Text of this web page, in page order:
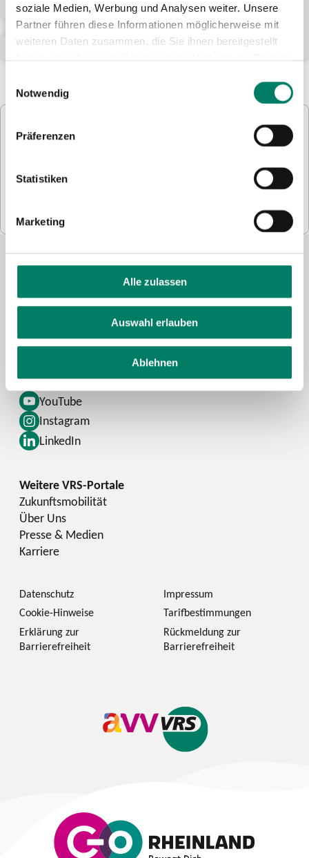
soziale Medien, Werbung und Analysen weiter. Unsere
Partner führen diese Informationen möglicherweise mit
weiteren Daten zusammen, die Sie ihnen bereitgestellt
Notwendig
Präferenzen
Statistiken
Marketing
Alle zulassen
Auswahl erlauben
Ablehnen
DualTicket
Das Ticket für Studierende und Schüler*innen von
teilnehmenden Hoch- und Berufsschulen.
Maßgeblich für die genauen Leistungen und Preise aller
Tickets sind die Beförderungsbedingungen Nahverkehr
NRW und die Tarifbestimmungen des Rheinlandtarifs.
Facebook
YouTube
Instagram
LinkedIn
Kontaktformular
Schlaue Nummer
Zukunftsmobilität
Über Uns
Presse & Medien
Karriere
Datenschutz
Impressum
Cookie-Hinweise
Tarifbestimmungen
Erklärung zur
Barrierefreiheit
Rückmeldung zur
Barrierefreiheit